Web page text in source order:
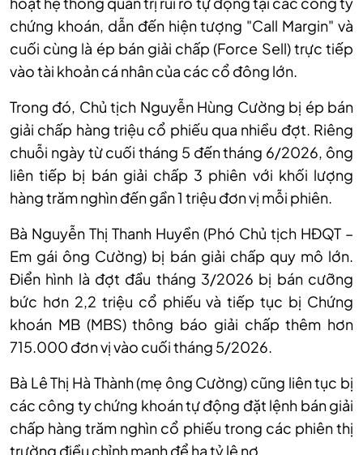
chứng khoán, dẫn đến hiện tượng "Call Margin" và
cuối cùng là ép bán giải chấp (Force Sell) trực tiếp
vào tài khoản cá nhân của các cổ đông lớn.
Trong đó, Chủ tịch Nguyễn Hùng Cường bị ép bán
giải chấp hàng triệu cổ phiếu qua nhiều đợt. Riêng
chuỗi ngày từ cuối tháng 5 đến tháng 6/2026, ông
liên tiếp bị bán giải chấp 3 phiên với khối lượng
hàng trăm nghìn đến gần 1 triệu đơn vị mỗi phiên.
Bà Nguyễn Thị Thanh Huyền (Phó Chủ tịch HĐQT –
Em gái ông Cường) bị bán giải chấp quy mô lớn.
Điển hình là đợt đầu tháng 3/2026 bị bán cưỡng
bức hơn 2,2 triệu cổ phiếu và tiếp tục bị Chứng
khoán MB (MBS) thông báo giải chấp thêm hơn
715.000 đơn vị vào cuối tháng 5/2026.
Bà Lê Thị Hà Thành (mẹ ông Cường) cũng liên tục bị
các công ty chứng khoán tự động đặt lệnh bán giải
chấp hàng trăm nghìn cổ phiếu trong các phiên thị
trường điều chỉnh mạnh để hạ tỷ lệ nợ.